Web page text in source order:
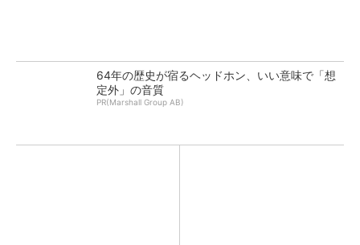
64年の歴史が宿るヘッドホン、いい意味で「想
定外」の音質
PR(Marshall Group AB)